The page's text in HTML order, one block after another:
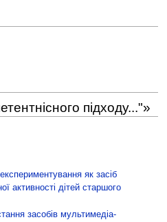
підходу..."»
як засіб
активності дітей старшого
засобів мультимедіа-